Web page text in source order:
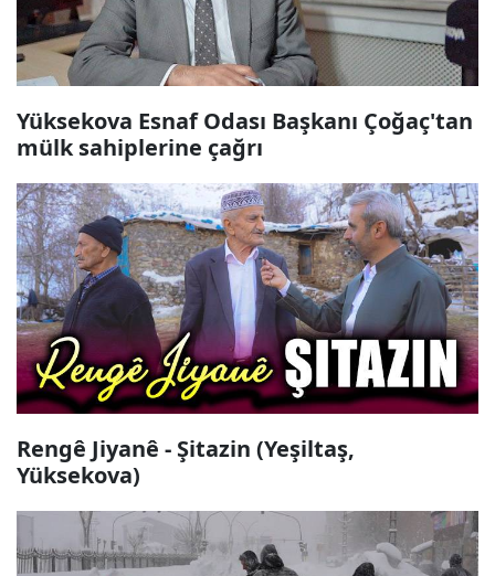
Yüksekova Esnaf Odası Başkanı Çoğaç'tan
mülk sahiplerine çağrı
Rengê Jiyanê - Şitazin (Yeşiltaş,
Yüksekova)